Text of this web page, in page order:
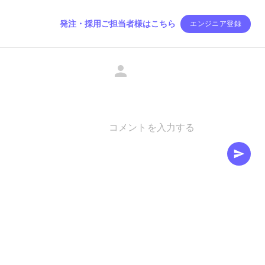
発注・採用ご担当者様はこちら エンジニア登録